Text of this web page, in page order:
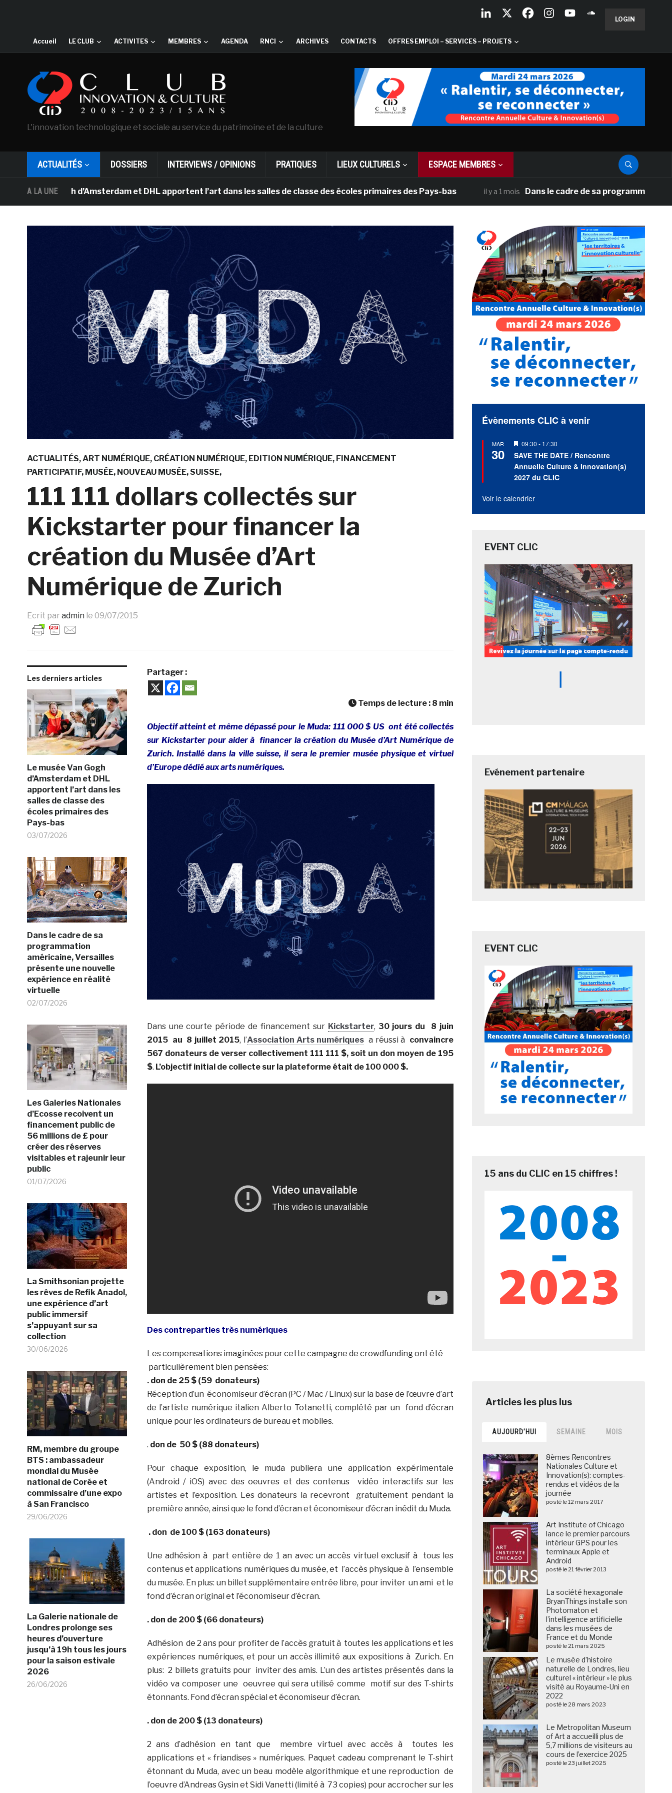
LOGIN
Accueil LE CLUB ACTIVITES MEMBRES AGENDA RNCI ARCHIVES CONTACTS OFFRES EMPLOI – SERVICES – PROJETS
L'innovation technologique et sociale au service du patrimoine et de la culture
ACTUALITÉS DOSSIERS INTERVIEWS / OPINIONS PRATIQUES LIEUX CULTURELS ESPACE MEMBRES
A LA UNE
Gogh d’Amsterdam et DHL apportent l’art dans les salles de classe des écoles primaires des Pays-bas il y a 1 mois Dans le cadre de sa programmation
ACTUALITÉS ART NUMÉRIQUE CRÉATION NUMÉRIQUE EDITION NUMÉRIQUE FINANCEMENT
PARTICIPATIF MUSÉE NOUVEAU MUSÉE SUISSE
111 111 dollars collectés sur
Kickstarter pour financer la
création du Musée d’Art
Numérique de Zurich
Ecrit par admin le 09/07/2015
Les derniers articles
Le musée Van Gogh
d’Amsterdam et DHL
apportent l’art dans les
salles de classe des
écoles primaires des
Pays-bas
03/07/2026
Dans le cadre de sa
programmation
américaine, Versailles
présente une nouvelle
expérience en réalité
virtuelle
02/07/2026
Les Galeries Nationales
d’Ecosse recoivent un
financement public de
56 millions de £ pour
créer des réserves
visitables et rajeunir leur
public
01/07/2026
La Smithsonian projette
les rêves de Refik Anadol,
une expérience d’art
public immersif
s’appuyant sur sa
collection
30/06/2026
RM, membre du groupe
BTS : ambassadeur
mondial du Musée
national de Corée et
commissaire d’une expo
à San Francisco
29/06/2026
La Galerie nationale de
Londres prolonge ses
heures d’ouverture
jusqu’à 19h tous les jours
pour la saison estivale
2026
26/06/2026
Partager :
Temps de lecture : 8 min
Objectif atteint et même dépassé pour le Muda: 111 000 $ US ont été collectés
sur Kickstarter pour aider à financer la création du Musée d’Art Numérique de
Zurich. Installé dans la ville suisse, il sera le premier musée physique et virtuel
d’Europe dédié aux arts numériques.
Dans une courte période de financement sur Kickstarter, 30 jours du 8 juin
2015au 8 juillet 2015, l’Association Arts numériques a réussi à convaincre
567 donateurs de verser collectivement 111 111 $, soit un don moyen de 195
$. L’objectif initial de collecte sur la plateforme était de 100 000 $.
Des contreparties très numériques
Les compensations imaginées pour cette campagne de crowdfunding ont été
particulièrement bien pensées:
. don de 25 $ (59 donateurs)
Réception d’un économiseur d’écran (PC / Mac / Linux) sur la base de l’œuvre d’art
de l’artiste numérique italien Alberto Totanetti, complété par un fond d’écran
unique pour les ordinateurs de bureau et mobiles.
. don de 50 $ (88 donateurs)
Pour chaque exposition, le muda publiera une application expérimentale
(Android / iOS) avec des oeuvres et des contenus vidéo interactifs sur les
artistes et l’exposition. Les donateurs la recevront gratuitement pendant la
première année, ainsi que le fond d’écran et économiseur d’écran inédit du Muda.
. don de 100 $ (163 donateurs)
Une adhésion à part entière de 1 an avec un accès virtuel exclusif à tous les
contenus et applications numériques du musée, et l’accès physique à l’ensemble
du musée. En plus: un billet supplémentaire entrée libre, pour inviter un ami et le
fond d’écran original et l’économiseur d’écran.
. don de 200 $ (66 donateurs)
Adhésion de 2 ans pour profiter de l’accès gratuit à toutes les applications et les
expériences numériques, et pour un accès illimité aux expositions à Zurich. En
plus: 2 billets gratuits pour inviter des amis. L’un des artistes présentés dans la
vidéo va composer une oeuvree qui sera utilisé comme motif sur des T-shirts
étonnants. Fond d’écran spécial et économiseur d’écran.
. don de 200 $ (13 donateurs)
2 ans d’adhésion en tant que membre virtuel avec accès à toutes les
applications et « friandises » numériques. Paquet cadeau comprenant le T-shirt
étonnant du Muda, avec un beau modèle algorithmique et une reproduction de
l’oeuvre d’Andreas Gysin et Sidi Vanetti (limité à 73 copies) pour accrocher sur les
Évènements CLIC à venir
MAR
30
Mis
en
avant
09:30 - 17:30
SAVE THE DATE / Rencontre
Annuelle Culture & Innovation(s)
2027 du CLIC
Voir le calendrier
EVENT CLIC
Evénement partenaire
EVENT CLIC
15 ans du CLIC en 15 chiffres !
AUJOURD’HUI SEMAINE MOIS
8èmes Rencontres
Nationales Culture et
Innovation(s): comptes-
rendus et vidéos de la
journée
posté le 12 mars 2017
Art Institute of Chicago
lance le premier parcours
intérieur GPS pour les
terminaux Apple et
Android
posté le 21 février 2013
La société hexagonale
BryanThings installe son
Photomaton et
l’intelligence artificielle
dans les musées de
France et du Monde
posté le 21 mars 2025
Le musée d’histoire
naturelle de Londres, lieu
culturel « intérieur » le plus
visité au Royaume-Uni en
2022
posté le 28 mars 2023
Le Metropolitan Museum
of Art a accueilli plus de
5,7 millions de visiteurs au
cours de l’exercice 2025
posté le 23 juillet 2025